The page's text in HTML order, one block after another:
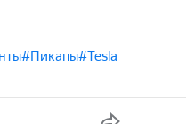
#Пикапы#Tesla